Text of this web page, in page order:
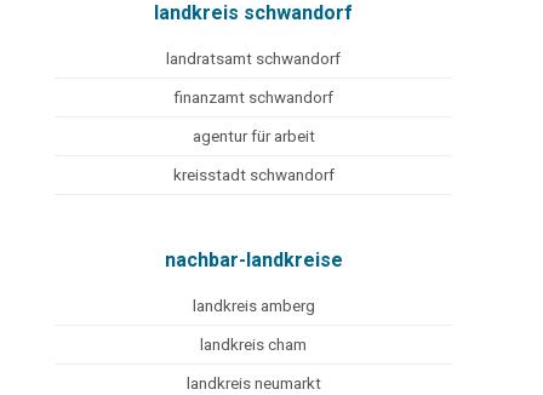
landkreis schwandorf
landratsamt schwandorf
finanzamt schwandorf
agentur für arbeit
kreisstadt schwandorf
nachbar-landkreise
landkreis amberg
landkreis cham
landkreis neumarkt